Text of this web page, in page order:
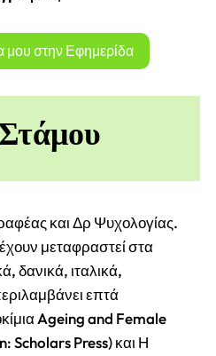
μου στην Εφημερίδα
και Δρ Ψυχολογίας.
μεταφραστεί στα
δανικά, ιταλικά,
επτά
Ageing and Female
Scholars Press) και Η